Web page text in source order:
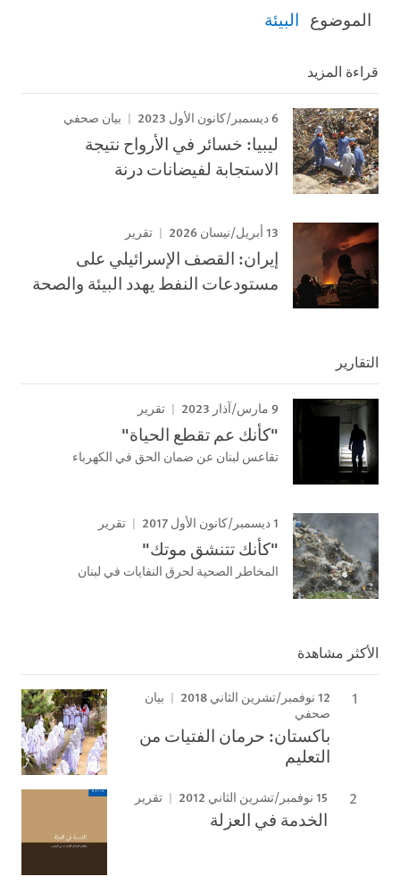
الموضوع البيئة
قراءة المزيد
6 ديسمبر/كانون الأول 2023 بيان صحفي
ليبيا: خسائر في الأرواح نتيجة
الاستجابة لفيضانات درنة
13 أبريل/نيسان 2026 تقرير
إيران: القصف الإسرائيلي على
مستودعات النفط يهدد البيئة والصحة
التقارير
9 مارس/آذار 2023 تقرير
"كأنك عم تقطع الحياة"
تقاعس لبنان عن ضمان الحق في الكهرباء
1 ديسمبر/كانون الأول 2017 تقرير
"كأنك تتنشق موتك"
المخاطر الصحية لحرق النفايات في لبنان
الأكثر مشاهدة
12 نوفمبر/تشرين الثاني 2018
بيان
صحفي
باكستان: حرمان الفتيات من
التعليم
15 نوفمبر/تشرين الثاني 2012 تقرير
الخدمة في العزلة